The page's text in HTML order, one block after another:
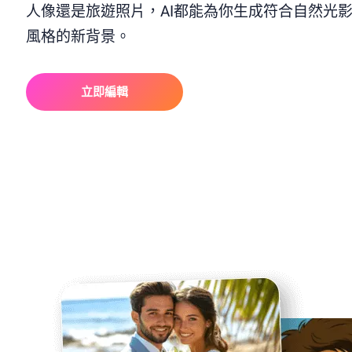
人像還是旅遊照片，AI都能為你生成符合自然光
風格的新背景。
立即編輯